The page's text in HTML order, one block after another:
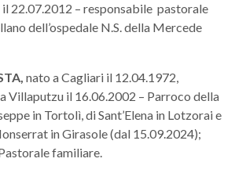
il 22.07.2012 – responsabile pastorale
dell’ospedale N.S. della Mercede
nato a Cagliari il 12.04.1972,
Villaputzu il 16.06.2002 – Parroco della
in Tortolì, di Sant’Elena in Lotzorai e
in Girasole (dal 15.09.2024);
familiare.